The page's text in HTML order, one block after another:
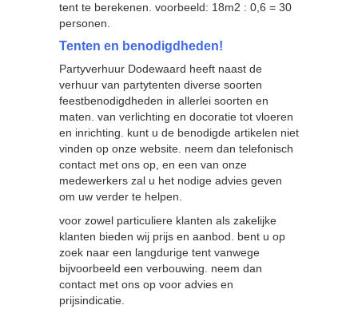
tent te berekenen. voorbeeld: 18m2 : 0,6 = 30
personen.
Tenten en benodigdheden!
Partyverhuur Dodewaard heeft naast de
verhuur van partytenten diverse soorten
feestbenodigdheden in allerlei soorten en
maten. van verlichting en docoratie tot vloeren
en inrichting. kunt u de benodigde artikelen niet
vinden op onze website. neem dan telefonisch
contact met ons op, en een van onze
medewerkers zal u het nodige advies geven
om uw verder te helpen.
voor zowel particuliere klanten als zakelijke
klanten bieden wij prijs en aanbod. bent u op
zoek naar een langdurige tent vanwege
bijvoorbeeld een verbouwing. neem dan
contact met ons op voor advies en
prijsindicatie.